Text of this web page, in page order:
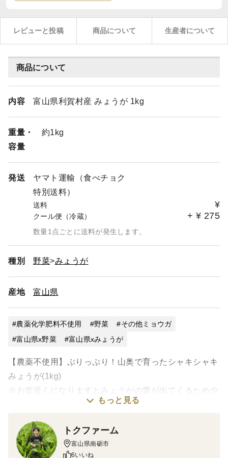
レビューと投稿 商品について 生産者について
商品について
内容 富山県利賀村産 みょうが 1kg
重量・
容量
約1kg
発送
ヤマト運輸（食べチョク
特別送料）
送料 ¥
クール便（冷蔵） + ¥ 275
数量1点ごとに送料が発生します。
種別 野菜 みょうが
産地 富山県
農薬化学肥料不使用 野菜
その他ミョウガ
富山県x野菜
富山県xみょうが
【農薬不使用】ぷりっぷり！山奥で育ったシャキシャキ
みょうが(1kg)
※お盆近くになりますとみょうがの蕾が出てくるため少
し値下げしての出品となります。蕾がある場合は引っ張
おられます。みょうがは収穫しても生きているため配送
中に蕾が伸びてくる事もあるそうです。(クール便では
もっと見る
トクファーム
富山県南砺市
6いいね